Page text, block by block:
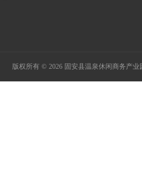
版权所有 © 2026 固安县温泉休闲商务产